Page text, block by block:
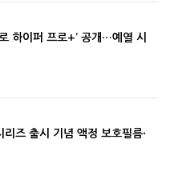
하이퍼 프로+’ 공개…예열 시
즈 출시 기념 액정 보호필름·